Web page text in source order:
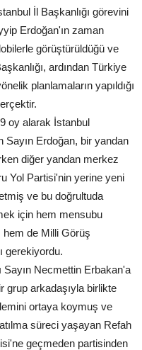
İl Başkanlığı görevini
Erdoğan'ın zaman
görüştürüldüğü ve
ardından Türkiye
planlamaların yapıldığı
oy alarak İstanbul
Sayın Erdoğan, bir yandan
diğer yandan merkez
Yol Partisi'nin yerine yeni
ve bu doğrultuda
için hem mensubu
hem de Milli Görüş
gerekiyordu.
Necmettin Erbakan'a
grup arkadaşıyla birlikte
ortaya koymuş ve
süreci yaşayan Refah
geçmeden partisinden